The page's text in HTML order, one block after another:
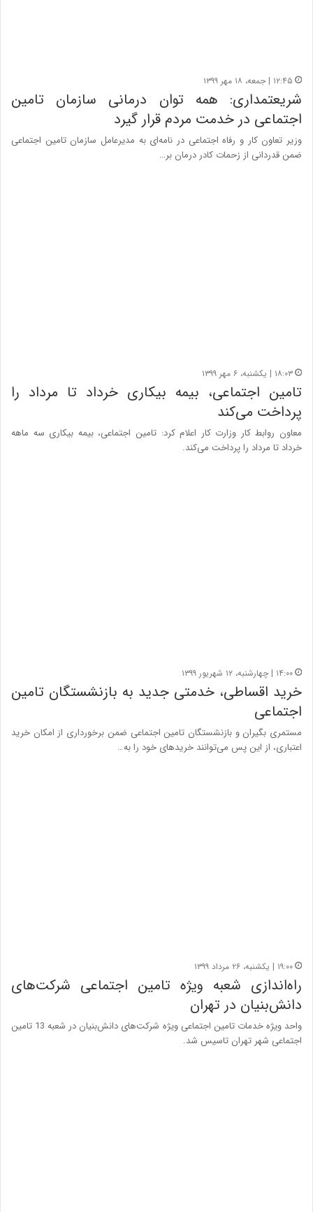
۱۲:۴۵ | جمعه، ۱۸ مهر ۱۳۹۹
شریعتمداری: همه توان درمانی سازمان تامین
اجتماعی در خدمت مردم قرار گیرد
وزیر تعاون کار و رفاه اجتماعی در نامه‌ای به مدیرعامل سازمان تامین اجتماعی
ضمن قدردانی از زحمات کادر درمان بر…
۱۸:۰۳ | یکشنبه، ۶ مهر ۱۳۹۹
تامین اجتماعی، بیمه بیکاری خرداد تا مرداد را
پرداخت می‌کند
معاون روابط کار وزارت کار اعلام کرد: تامین اجتماعی، بیمه بیکاری سه ماهه
خرداد تا مرداد را پرداخت می‌کند.
۱۴:۰۰ | چهارشنبه، ۱۲ شهریور ۱۳۹۹
خرید اقساطی، خدمتی جدید به بازنشستگان تامین
اجتماعی
مستمری بگیران و بازنشستگان تامین اجتماعی ضمن برخورداری از امکان خرید
اعتباری، از این پس می‌توانند خریدهای خود را به…
۱۹:۰۰ | یکشنبه، ۲۶ مرداد ۱۳۹۹
راه‌اندازی شعبه ویژه تامین اجتماعی شرکت‌های
دانش‌بنیان در تهران
واحد ویژه خدمات تامین اجتماعی ویژه شرکت‌های دانش‌بنیان در شعبه 13 تامین
اجتماعی شهر تهران تاسیس شد.